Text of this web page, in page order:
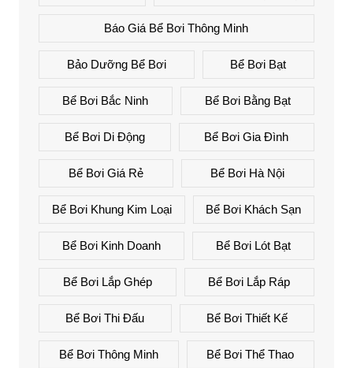
Báo Giá Bể Bơi Thông Minh
Bảo Dưỡng Bể Bơi Bể Bơi Bạt
Bể Bơi Bắc Ninh Bể Bơi Bằng Bạt
Bể Bơi Di Động Bể Bơi Gia Đình
Bể Bơi Giá Rẻ Bể Bơi Hà Nội
Bể Bơi Khung Kim Loại Bể Bơi Khách Sạn
Bể Bơi Kinh Doanh Bể Bơi Lót Bạt
Bể Bơi Lắp Ghép Bể Bơi Lắp Ráp
Bể Bơi Thi Đấu Bể Bơi Thiết Kế
Bể Bơi Thông Minh Bể Bơi Thể Thao